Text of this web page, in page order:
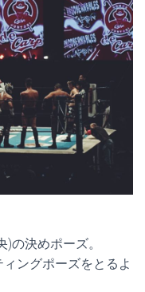
の決めポーズ。
ィングポーズをとるよ